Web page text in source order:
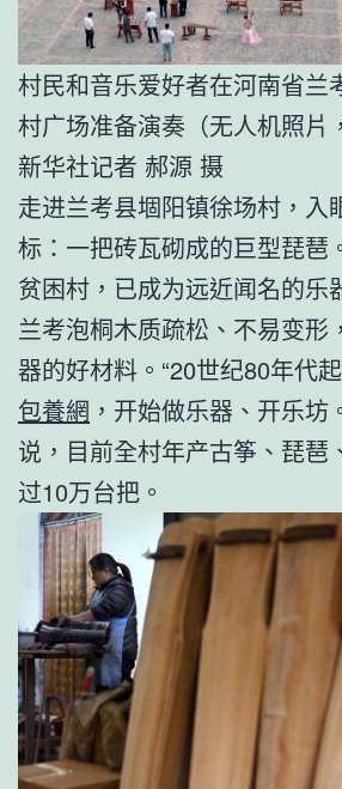
村民和音乐爱好者在河南省兰
村广场准备演奏（无人机照片
新华社记者 郝源 摄
走进兰考县堌阳镇徐场村，入
标：一把砖瓦砌成的巨型琵琶
贫困村，已成为远近闻名的乐
兰考泡桐木质疏松、不易变形
器的好材料。“20世纪80年代
包養網 ，开始做乐器、开乐坊
说，目前全村年产古筝、琵琶
过10万台把。